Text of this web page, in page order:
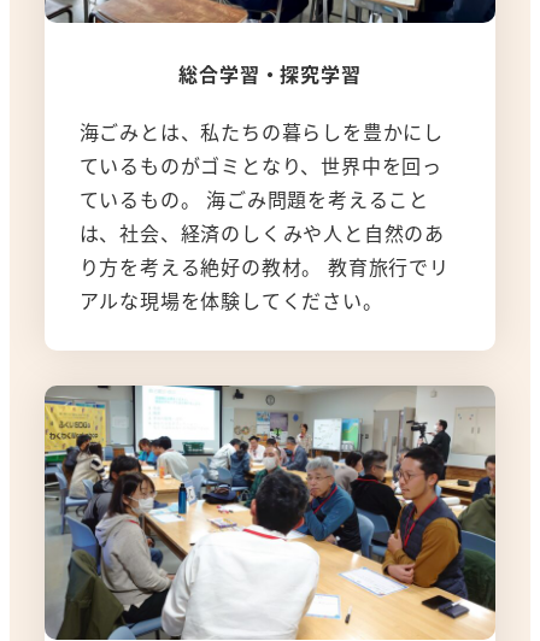
総合学習・探究学習
海ごみとは、私たちの暮らしを豊かにし
ているものがゴミとなり、世界中を回っ
ているもの。 海ごみ問題を考えること
は、社会、経済のしくみや人と自然のあ
り方を考える絶好の教材。 教育旅行でリ
アルな現場を体験してください。